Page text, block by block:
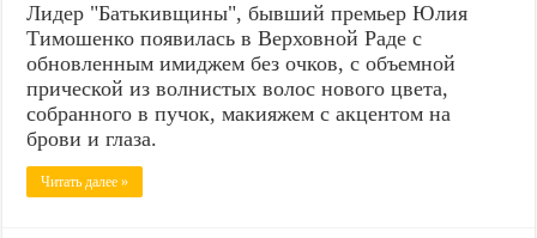
Лидер "Батькивщины", бывший премьер Юлия
Тимошенко появилась в Верховной Раде с
обновленным имиджем без очков, с объемной
прической из волнистых волос нового цвета,
собранного в пучок, макияжем с акцентом на
брови и глаза.
Читать далее »